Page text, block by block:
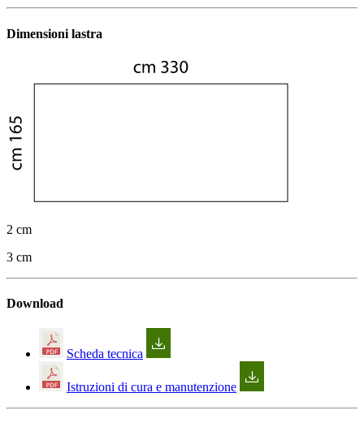
Dimensioni lastra
2 cm
3 cm
Download
Scheda tecnica
Istruzioni di cura e manutenzione